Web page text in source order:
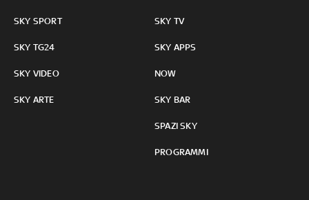
SKY SPORT
SKY TG24
SKY VIDEO
SKY ARTE
SKY TV
SKY APPS
NOW
SKY BAR
SPAZI SKY
PROGRAMMI